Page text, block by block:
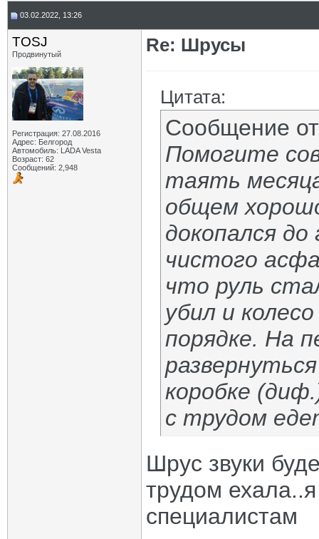
03.02.2022, 13:26
TOSJ
Продвинутый
Регистрация: 27.08.2016
Адрес: Белгород
Автомобиль: LADA Vesta
Возраст: 62
Сообщений: 2,948
Re: Шрусы
Цитата:
Сообщение
Помогите
таять
общем
докопался до
чистого
что руль
убил и
порядке. На
коробке
с трудом
Шрус звуки
трудом
специалистам